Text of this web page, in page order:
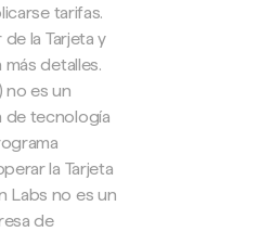
tarifas.
la Tarjeta y
detalles.
no es un
de tecnología
la Tarjeta
Labs no es un
de